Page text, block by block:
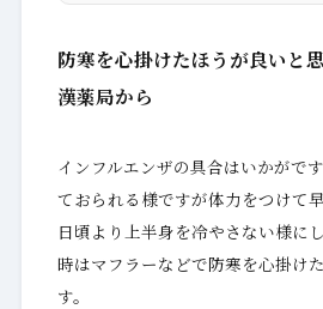
防寒を心掛けたほうが良いと
漢薬局から
インフルエンザの具合はいかがで
ておられる様ですが体力をつけて
日頃より上半身を冷やさない様に
時はマフラーなどで防寒を心掛け
す。